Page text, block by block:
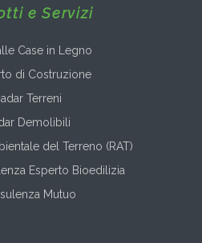
e Servizi
Case in Legno
di Costruzione
Terreni
Demolibili
del Terreno (RAT)
Esperto Bioedilizia
Mutuo